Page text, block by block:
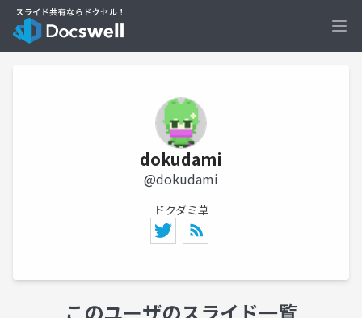
dokudami
@dokudami
ドクダミ草
このユーザのスライド一覧